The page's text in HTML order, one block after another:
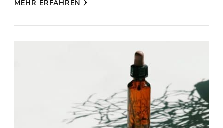
MEHR ERFAHREN